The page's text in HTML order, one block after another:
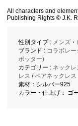
All characters and
Publishing Rights © J.K.
性別タイプ : メンズ・
ブランド : コラボレ
ポッター)
カテゴリー : ネックレ
レス /ペアネックレス
素材：シルバー925
カラー・仕上げ： ゴ